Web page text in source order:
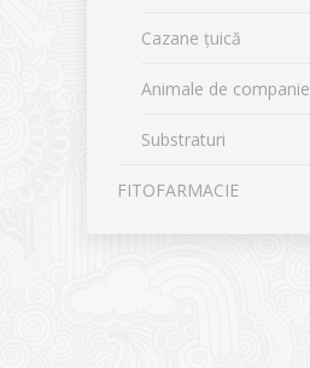
Cazane țuică
Animale de companie
Substraturi
FITOFARMACIE